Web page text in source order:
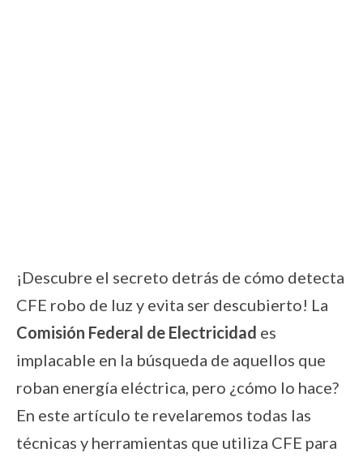
¡Descubre el secreto detrás de cómo detecta
CFE robo de luz y evita ser descubierto! La
Comisión Federal de Electricidad es
implacable en la búsqueda de aquellos que
roban energía eléctrica, pero ¿cómo lo hace?
En este artículo te revelaremos todas las
técnicas y herramientas que utiliza CFE para